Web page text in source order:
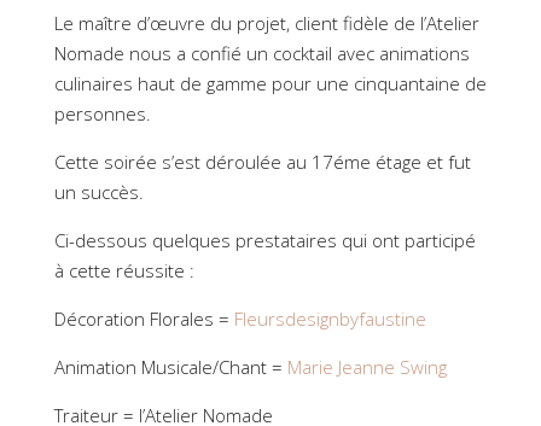
Le maître d’œuvre du projet, client fidèle de l’Atelier
Nomade nous a confié un cocktail avec animations
culinaires haut de gamme pour une cinquantaine de
personnes.
Cette soirée s’est déroulée au 17éme étage et fut
un succès.
Ci-dessous quelques prestataires qui ont participé
à cette réussite :
Décoration Florales = Fleursdesignbyfaustine
Animation Musicale/Chant = Marie Jeanne Swing
Traiteur = l’Atelier Nomade